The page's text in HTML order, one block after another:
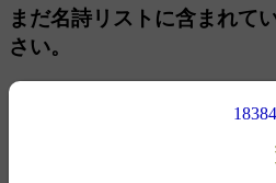
まだ名詩リストに含まれて
さい。